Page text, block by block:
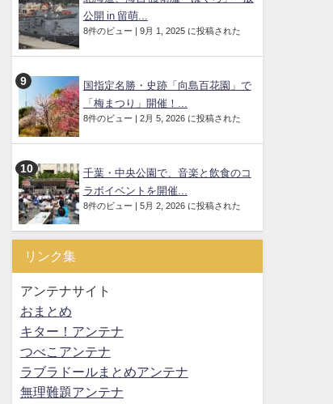
公開 in 留萌...
8件のビュー | 9月 1, 2025 に投稿された
国指定名勝・史跡「向島百花園」で
「梅まつり」開催！...
8件のビュー | 2月 5, 2026 に投稿された
千葉・中央公園で、音楽と飲食のコ
ラボイベントを開催...
8件のビュー | 5月 2, 2026 に投稿された
リンク集
アンテナサイト
おまとめ
キター！アンテナ
つべこアンテナ
ラブラドールまとめアンテナ
無理難題アンテナ